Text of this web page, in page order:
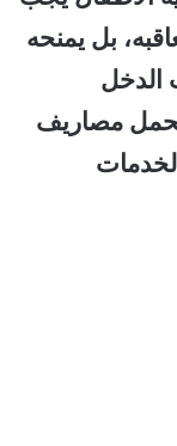
بل يمنحه
الدخل
مصاريف